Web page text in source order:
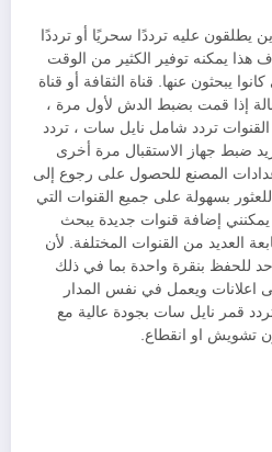
يطلقون عليه ترددًا سحريًا أو ترددًا
يمكنه توفير الكثير من الوقت
يبحثون عنها. قناة الثقافة أو قناة
إذا قمت بضبط الدش لأول مرة ،
تردد شامل نايل سات ، تردد
ضبط جهاز الاستقبال مرة أخرى
المصنع للحصول على رجوع إلى
بسهولة على جميع القنوات التي
يمكنني إضافة قنوات جديدة يبحث
العديد من القنوات المختلفة. لأن
للحفظ بنقرة واحدة بما في ذلك
اعلانات ويعمل في نفس المدار
قمر نايل سات بجودة عالية مع
تشويش او انقطاع.